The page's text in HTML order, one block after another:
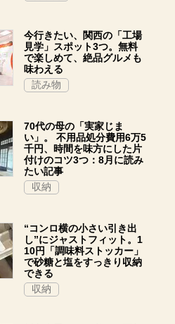
今行きたい、関西の「工場
見学」スポット3つ。無料
で楽しめて、絶品グルメも
味わえる
読み物
70代の母の「実家じま
い」。 不用品処分費用6万5
千円、時間を味方にした片
付けのコツ3つ：8月に読み
たい記事
収納
“コンロ横の小さい引き出
し”にジャストフィット。1
10円「調味料ストッカー」
で砂糖と塩をすっきり収納
できる
収納